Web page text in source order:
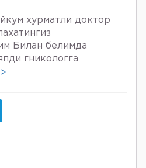
хурматли доктор
Билан белимда
гникологга
хирурга учрадим
фойдаси булмаяпди
деган фикрга
хатто
3та фарзанди бор